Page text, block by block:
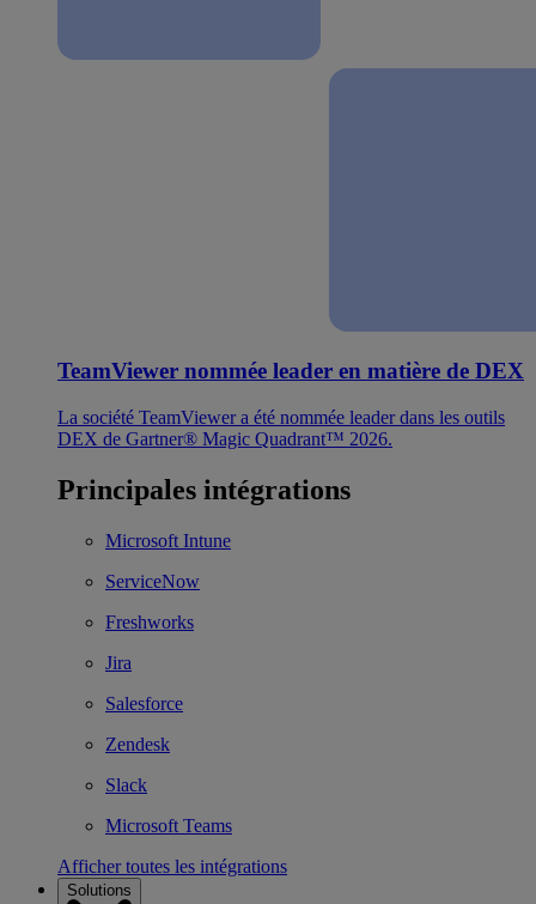
TeamViewer nommée leader en matière de DEX
La société TeamViewer a été nommée leader dans les outils
DEX de Gartner® Magic Quadrant™ 2026.
Principales intégrations
Microsoft Intune
ServiceNow
Freshworks
Jira
Salesforce
Zendesk
Slack
Microsoft Teams
Afficher toutes les intégrations
Solutions